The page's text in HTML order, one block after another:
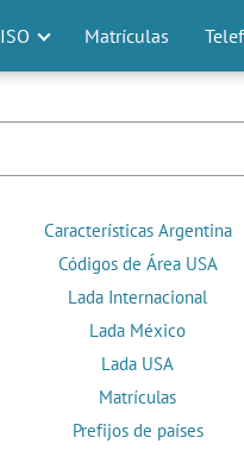
ISO Matrículas
Características Argentina
Códigos de Área USA
Lada Internacional
Lada México
Lada USA
Matrículas
Prefijos de países